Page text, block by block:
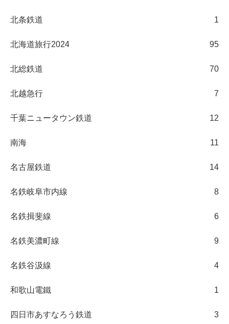
北条鉄道 1
北海道旅行2024 95
北総鉄道 70
北越急行 7
千葉ニュータウン鉄道 12
南海 11
名古屋鉄道 14
名鉄岐阜市内線 8
名鉄揖斐線 6
名鉄美濃町線 9
名鉄谷汲線 4
和歌山電鐵 1
四日市あすなろう鉄道 3